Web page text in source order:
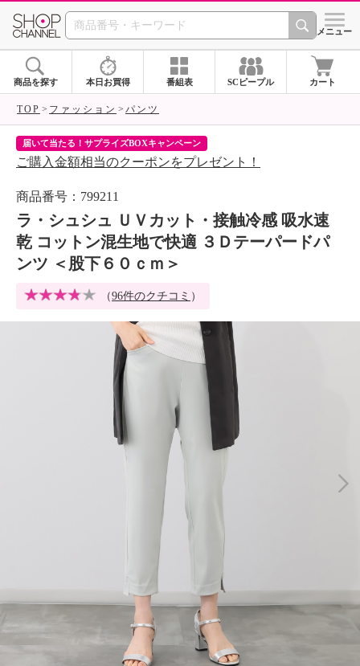
SHOP CHANNEL シメニュー
商品を探す 本日お買得 番組表 SCピープル カート
TOP ファッション パンツ
届いて当たる！サプライズBOXキャンペーン
ご購入金額相当のクーポンをプレゼント！
商品番号：799211
ラ・シュシュ ＵＶカット・接触冷感 吸水速
乾 コットン混生地で快適 ３Ｄテーパードパ
ンツ ＜股下６０ｃｍ＞
（96件のクチコミ ）